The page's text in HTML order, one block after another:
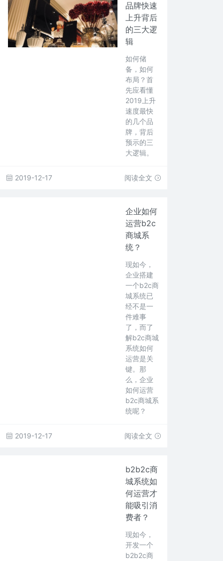
品牌快速
上升背后
的三大逻
辑
如何储
备，如何
布局？首
先应看懂
2019上升
速度最快
的几个品
牌，背后
预示的三
大逻辑。
2019-12-17 阅读全文
企业如何
运营b2c
商城系
统？
现如今，
企业搭建
一个b2c商
城系统已
经不是一
件难事
了，而了
解b2c商城
系统如何
运营是关
键。那
么，企业
如何运营
b2c商城系
统呢？
2019-12-17 阅读全文
b2b2c商
城系统如
何运营才
能吸引消
费者？
现如今，
开发一个
b2b2c商